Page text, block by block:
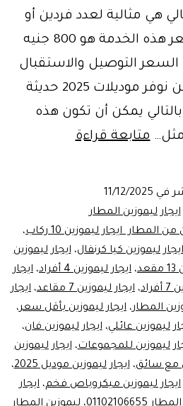
هي مثالية لعدد فردين أو
ثلاثة أفراد. لذلك سعر هذه الخدمة هو 800 جنيه
التوصيل والاستقبال
مع سائق. لذلك نحن نوفر موديلات 2025 حديثة
يمكن أن تكون هذه
مثل…متابعة قراءة
تبدأ
من
800
جنيهاً!
احجز
الآن
ايجار
ليموزين
في 11/12/2025
ايجار ليموزين المطار
المطار ايجار ليموزين 10 ركاب
،
ليموزين كيا كرنفال،ايجار ليموزين
، ايجار ليموزين 4 أفراد ، ايجار
، ايجار ليموزين 7 مقاعد ، ايجار
المطار، ايجار ليموزين بأقل سعر،
ليموزين عائلي،ايجار ليموزين فان،
ليموزين للمجموعات،ايجار ليموزين
مع سائق،ايجار ليموزين موديل 2025
،
ايجار ليموزين ميكروباص فخم، ايجار
01102106655 ، ليموزين المطار